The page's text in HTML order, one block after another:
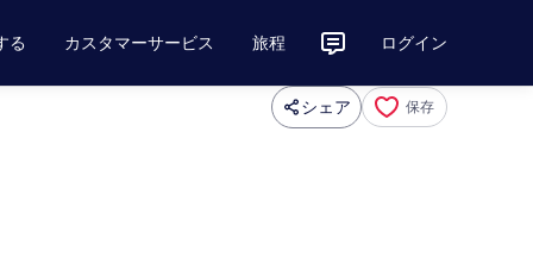
る カスタマーサービス 旅程 ログイン
シェア 保存